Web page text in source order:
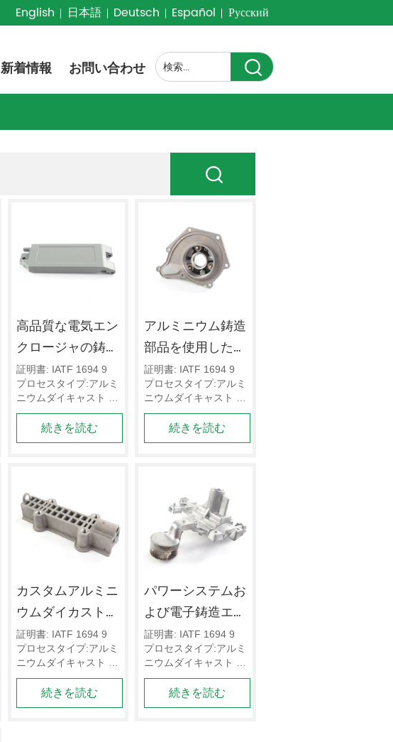
English 日本語 Deutsch Español Русский
新着情報 お問い合わせ
高品質な電気エン
クロージャの鋳造
メーカー
証明書: IATF 1694 9
プロセスタイプ:アルミ
ニウムダイキャスト デ
ッサンのフォーマット:
3 Dデッサン（STPま
たはIGS）;および2 D
0.1 mmです。
続きを読む
アルミニウム鋳造
部品を使用したカ
スタマイズされた
電気ハウジング
証明書: IATF 1694 9
プロセスタイプ:アルミ
ニウムダイキャスト デ
ッサンのフォーマット:
3 Dデッサン（STPま
たはIGS）;および2 D
0.1 mmです。
続きを読む
カスタムアルミニ
ウムダイカスト電
気エンクロージャ
部品のOEM工場
証明書: IATF 1694 9
プロセスタイプ:アルミ
ニウムダイキャスト デ
ッサンのフォーマット:
3 Dデッサン（STPま
たはIGS）;および2 D
続きを読む
パワーシステムお
よび電子鋳造エン
クロージャの
OEMサプライヤ
ー
証明書: IATF 1694 9
プロセスタイプ:アルミ
ニウムダイキャスト デ
ッサンのフォーマット:
3 Dデッサン（STPま
たはIGS）;および2 D
続きを読む